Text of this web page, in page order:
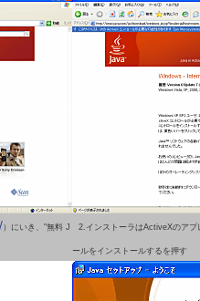
）にいき、"無料 J 2.インストーラはActiveXのア
ールをインストールするを押す